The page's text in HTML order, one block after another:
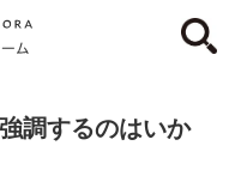
調するのはいか